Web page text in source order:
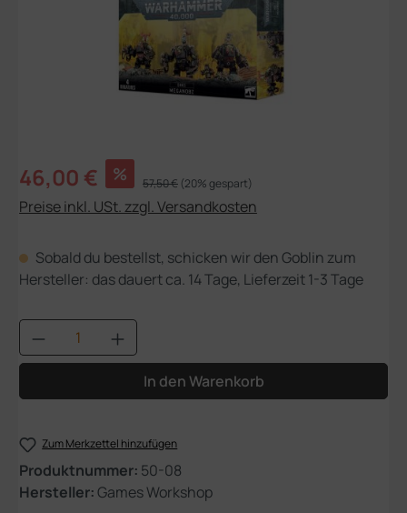
Verkaufspreis:
46,00 € % Regulärer Preis:
57,50 € (20% gespart)
Preise inkl. USt. zzgl. Versandkosten
Sobald du bestellst, schicken wir den Goblin zum
Hersteller: das dauert ca. 14 Tage, Lieferzeit 1-3 Tage
Produkt Anzahl: Gib den gewünschten
In den Warenkorb
Zum Merkzettel hinzufügen
Produktnummer: 50-08
Hersteller:Games Workshop